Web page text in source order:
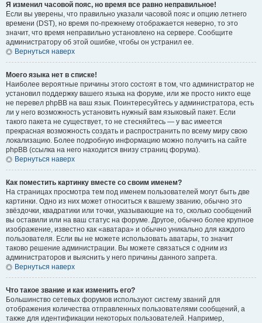
Я изменил часовой пояс, но время все равно неправильное!
Если вы уверены, что правильно указали часовой пояс и опцию летнего
времени (DST), но время по-прежнему отображается неверно, то это
значит, что время неправильно установлено на сервере. Сообщите
администратору об этой ошибке, чтобы он устранил ее.
Вернуться наверх
Моего языка нет в списке!
Наиболее вероятные причины этого состоят в том, что администратор не
установил поддержку вашего языка на форуме, или же просто никто еще
не перевел phpBB на ваш язык. Поинтересуйтесь у администратора, есть
ли у него возможность установить нужный вам языковый пакет. Если
такого пакета не существует, то не стесняйтесь — у вас имеется
прекрасная возможность создать и распространить по всему миру свою
локализацию. Более подробную информацию можно получить на сайте
phpBB (ссылка на него находится внизу страниц форума).
Вернуться наверх
Как поместить картинку вместе со своим именем?
На страницах просмотра тем под именем пользователей могут быть две
картинки. Одно из них может относиться к вашему званию, обычно это
звёздочки, квадратики или точки, указывающие на то, сколько сообщений
вы оставили или на ваш статус на форуме. Другое, обычно более крупное
изображение, известно как «аватара» и обычно уникально для каждого
пользователя. Если вы не можете использовать аватары, то значит
таково решение администрации. Вы можете связаться с одним из
администраторов и выяснить у него причины данного запрета.
Вернуться наверх
Что такое звание и как изменить его?
Большинство сетевых форумов используют систему званий для
отображения количества отправленных пользователями сообщений, а
также для идентификации некоторых пользователей. Например,